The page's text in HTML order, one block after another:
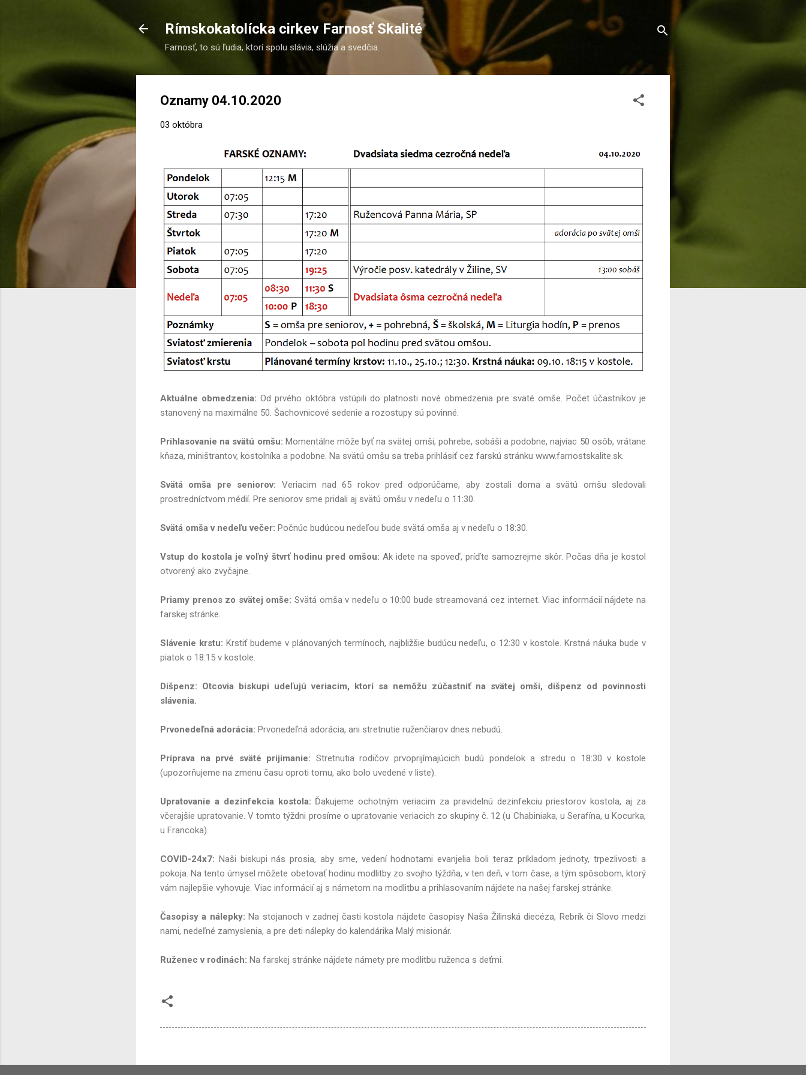
Preskočiť na hlavný obsah
Rímskokatolícka cirkev Farnosť Skalité
Farnosť, to sú ľudia, ktorí spolu slávia, slúžia a svedčia.
Oznamy 04.10.2020
03 októbra
Aktuálne obmedzenia: Od prvého októbra vstúpili do platnosti nové obmedzenia pre sväté omše. Počet účastníkov je
stanovený na maximálne 50. Šachovnicové sedenie a rozostupy sú povinné.
Prihlasovanie na svätú omšu: Momentálne môže byť na svätej omši, pohrebe, sobáši a podobne, najviac 50 osôb, vrátane
kňaza, miništrantov, kostolníka a podobne. Na svätú omšu sa treba prihlásiť cez farskú stránku www.farnostskalite.sk.
Svätá omša pre seniorov: Veriacim nad 65 rokov pred odporúčame, aby zostali doma a svätú omšu sledovali
prostredníctvom médií. Pre seniorov sme pridali aj svätú omšu v nedeľu o 11:30.
Svätá omša v nedeľu večer: Počnúc budúcou nedeľou bude svätá omša aj v nedeľu o 18:30.
Vstup do kostola je voľný štvrť hodinu pred omšou: Ak idete na spoveď, príďte samozrejme skôr. Počas dňa je kostol
otvorený ako zvyčajne.
Priamy prenos zo svätej omše: Svätá omša v nedeľu o 10:00 bude streamovaná cez internet. Viac informácií nájdete na
farskej stránke.
Slávenie krstu: Krstiť budeme v plánovaných termínoch, najbližšie budúcu nedeľu, o 12:30 v kostole. Krstná náuka bude v
piatok o 18:15 v kostole.
Dišpenz: Otcovia biskupi udeľujú veriacim, ktorí sa nemôžu zúčastniť na svätej omši, dišpenz od povinnosti
slávenia.
Prvonedeľná adorácia: Prvonedeľná adorácia, ani stretnutie ruženčiarov dnes nebudú.
Príprava na prvé sväté prijímanie: Stretnutia rodičov prvoprijímajúcich budú pondelok a stredu o 18:30 v kostole
(upozorňujeme na zmenu času oproti tomu, ako bolo uvedené v liste).
Upratovanie a dezinfekcia kostola: Ďakujeme ochotným veriacim za pravidelnú dezinfekciu priestorov kostola, aj za
včerajšie upratovanie. V tomto týždni prosíme o upratovanie veriacich zo skupiny č. 12 (u Chabiniaka, u Serafína, u Kocurka,
u Francoka).
COVID-24x7: Naši biskupi nás prosia, aby sme, vedení hodnotami evanjelia boli teraz príkladom jednoty, trpezlivosti a
pokoja. Na tento úmysel môžete obetovať hodinu modlitby zo svojho týždňa, v ten deň, v tom čase, a tým spôsobom, ktorý
vám najlepšie vyhovuje. Viac informácií aj s námetom na modlitbu a prihlasovaním nájdete na našej farskej stránke.
Časopisy a nálepky: Na stojanoch v zadnej časti kostola nájdete časopisy Naša Žilinská diecéza, Rebrík či Slovo medzi
nami, nedeľné zamyslenia, a pre deti nálepky do kalendárika Malý misionár.
Ruženec v rodinách: Na farskej stránke nájdete námety pre modlitbu ruženca s deťmi.